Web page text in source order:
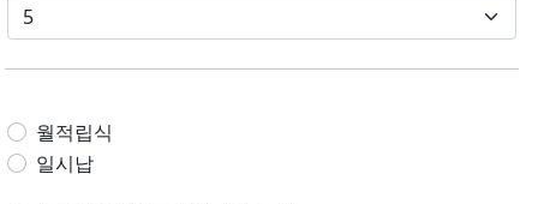
월적립식
일시납